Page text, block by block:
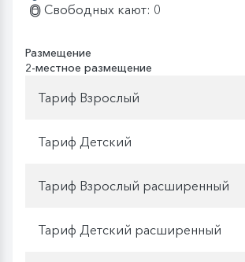
Свободных кают: 0
Размещение
2-местное размещение
Тариф Взрослый
Тариф Детский
Тариф Взрослый расширенный
Тариф Детский расширенный